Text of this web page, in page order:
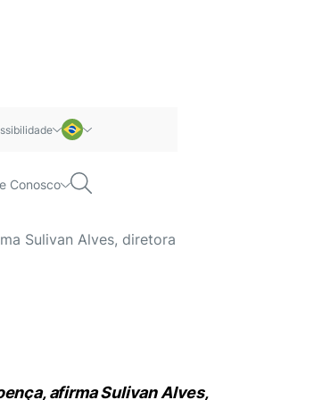
Conoscopara o
Sulivan Alves, diretora
afirma Sulivan Alves,